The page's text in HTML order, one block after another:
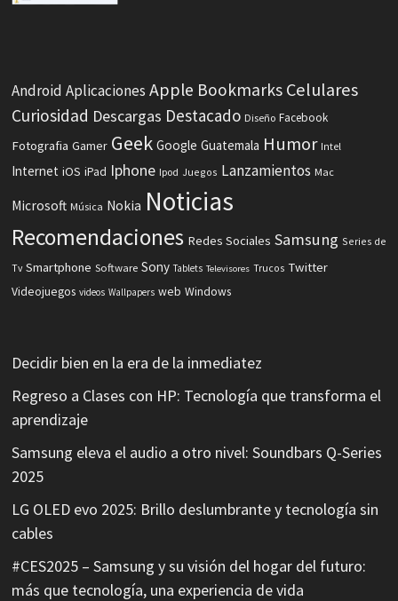
Android Aplicaciones Apple Bookmarks Celulares
Curiosidad Descargas Destacado Diseño Facebook
Fotografia Gamer Geek Google Guatemala Humor Intel
Internet iOS iPad Iphone Ipod Juegos Lanzamientos Mac
Microsoft Música Nokia Noticias
Recomendaciones Redes Sociales Samsung Series de
Tv Smartphone Software Sony Tablets Televisores Trucos Twitter
Videojuegos videos Wallpapers web Windows
Decidir bien en la era de la inmediatez
Regreso a Clases con HP: Tecnología que transforma el
aprendizaje
Samsung eleva el audio a otro nivel: Soundbars Q-Series
2025
LG OLED evo 2025: Brillo deslumbrante y tecnología sin
cables
#CES2025 – Samsung y su visión del hogar del futuro:
más que tecnología, una experiencia de vida